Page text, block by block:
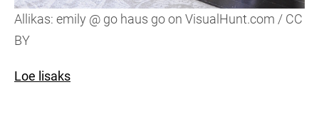
Allikas: emily @ go haus go on VisualHunt.com / CC
BY
Loe lisaks